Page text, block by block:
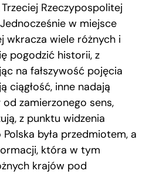
Rzeczypospolitej
w miejsce
wkracza wiele różnych i
pogodzić historii, z
na fałszywość pojęcia
ciągłość, inne nadają
zamierzonego sens,
z punktu widzenia
była przedmiotem, a
która w tym
krajów pod